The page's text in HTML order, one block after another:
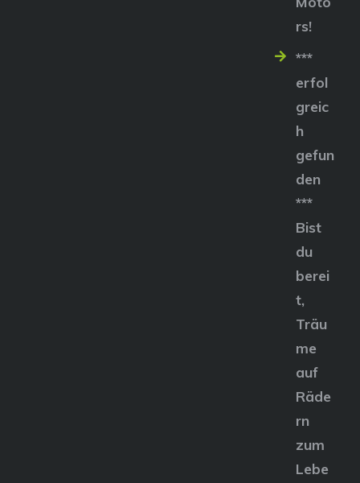
rs!
***
erfol
greic
h
gefun
den
***
Bist
du
berei
t,
Träu
me
auf
Räde
rn
zum
Lebe